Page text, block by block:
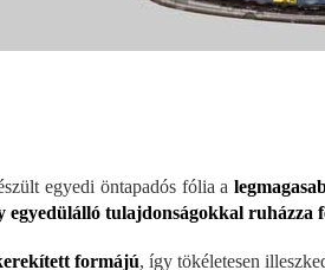
egyedi öntapadós fólia a
egyedülálló tulajdonságokkal ruházza
formájú, így tökéletesen